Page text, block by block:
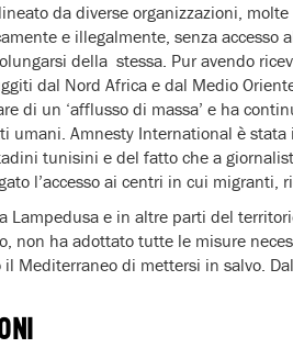
da diverse organizzazioni,
e illegalmente, senza accesso
della stessa. Pur avendo
dal Nord Africa e dal Medio
di un ‘afflusso di massa’ e ha
umani. Amnesty International è
tunisini e del fatto che a
l’accesso ai centri in cui
Lampedusa e in altre parti del
non ha adottato tutte le misure
Mediterraneo di mettersi in salvo.